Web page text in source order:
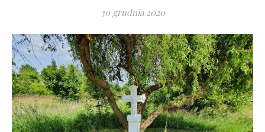
30 grudnia 2020